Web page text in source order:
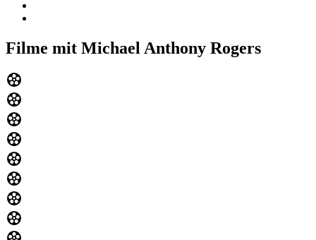
Filme mit Michael Anthony Rogers